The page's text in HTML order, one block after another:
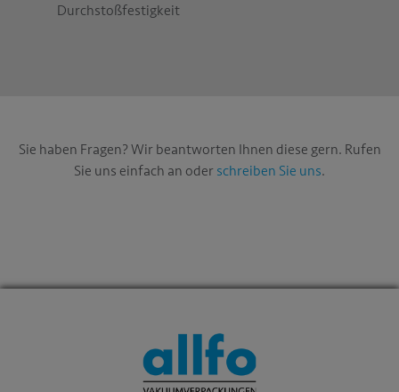
Durchstoßfestigkeit
Sie haben Fragen? Wir beantworten Ihnen diese gern. Rufen
Sie uns einfach an oder schreiben Sie uns.